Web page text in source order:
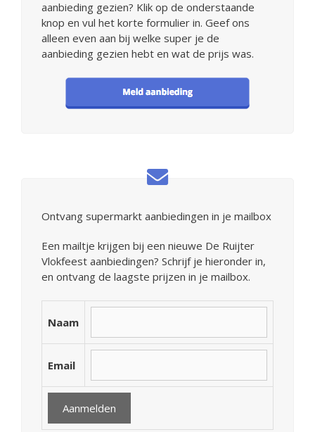
aanbieding gezien? Klik op de onderstaande
knop en vul het korte formulier in. Geef ons
alleen even aan bij welke super je de
aanbieding gezien hebt en wat de prijs was.
Ontvang supermarkt aanbiedingen in je mailbox
Een mailtje krijgen bij een nieuwe De Ruijter
Vlokfeest aanbiedingen? Schrijf je hieronder in,
en ontvang de laagste prijzen in je mailbox.
Naam
Email